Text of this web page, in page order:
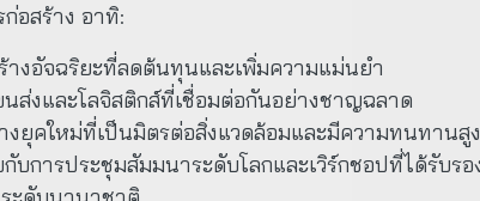
อสร้าง อาทิ:
งอัจฉริยะที่ลดต้นทุนและเพิ่มความแม่นยำ
ส่งและโลจิสติกส์ที่เชื่อมต่อกันอย่างชาญฉลาด
ยุคใหม่ที่เป็นมิตรต่อสิ่งแวดล้อมและมีความทนทานสูง
การประชุมสัมมนาระดับโลกและเวิร์กชอปที่ได้รับร